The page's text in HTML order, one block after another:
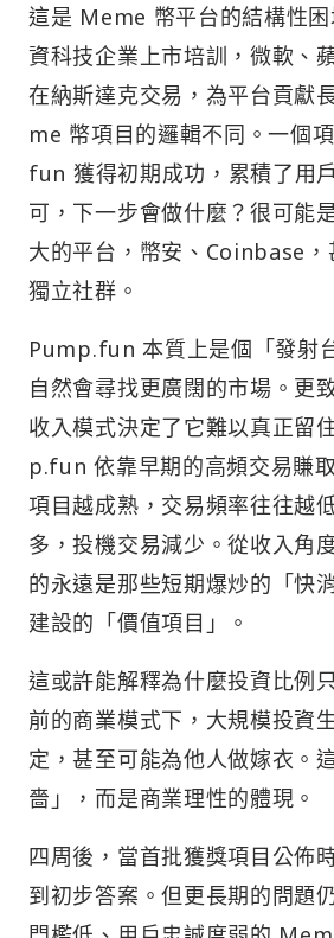
這是 Meme 幣平台的結構性
資科技企業上市培訓，微軟、
在納斯達克交易，為平台貢獻
me 幣項目的邏輯不同。一個
fun 獲得初期成功，累積了用
可，下一步會做什麼？很可能
大的平台，幣安、Coinbase，
獨立社群。
Pump.fun 本質上是個「發射
自然會尋找更廣闊的市場。更
收入模式決定了它難以真正留
p.fun 依靠早期的高頻交易賺
項目越成熟，交易頻率往往越
多，投機交易減少。從收入角
的永遠是那些短期爆炒的「快
建設的「價值項目」。
這或許能解釋為什麼投資比例
前的商業模式下，大規模投資
定，甚至可能為他人做嫁衣。
嗇」，而是商業理性的體現。
四周後，當首批獲獎項目公佈
到初步答案。但更長期的問題